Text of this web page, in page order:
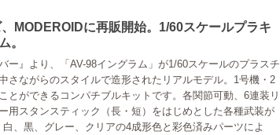
MODEROIDに再販開始。1/60スケールプラキ
。
ー』より、「AV-98イングラム」が1/60スケールのプラスチ
さながらのスタイルで造形されたリアルモデル。1号機・2
とができるコンパチブルキットです。各関節可動、6連装リ
用スタンスティック（長・短）をはじめとした各種武装が
、黒、グレー、クリアの4成形色と彩色済みパーツによ